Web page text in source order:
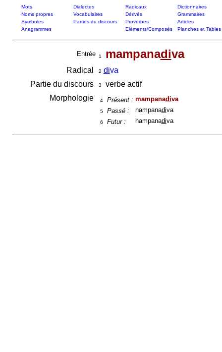
Mots Dialectes Radicaux
Dictionnaires
Noms propres
Vocabulaires Dérivés
Grammaires
Symboles
Parties du discours Proverbes
Articles
Anagrammes
Eléments/Composés Planches et Tables
Entrée 1 mampanadiva
Radical 2 diva
Partie du discours
3
verbe actif
Morphologie
4 Présent : mampanadiva
5 Passé : nampanadiva
6 Futur : hampanadiva